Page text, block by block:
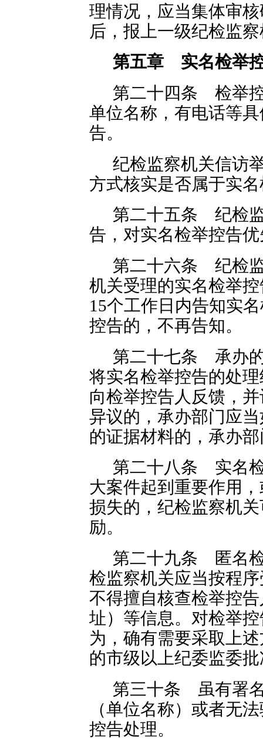
理情况，应当集体审
后，报上一级纪检监
第五章 实名检举
第二十四条 检举
单位名称，有电话等
告。
纪检监察机关信访
方式核实是否属于实
第二十五条 纪检
告，对实名检举控告
第二十六条 纪检
机关受理的实名检举
15个工作日内告知实
控告的，不再告知。
第二十七条 承办
将实名检举控告的处
向检举控告人反馈，
异议的，承办部门应
的证据材料的，承办
第二十八条 实名
大案件起到重要作用
损失的，纪检监察机
励。
第二十九条 匿名
检监察机关应当按程
不得擅自核查检举控
址）等信息。对检举
为，确有需要采取上
的市级以上纪委监委
第三十条 虽有署
（单位名称）或者无
控告处理。